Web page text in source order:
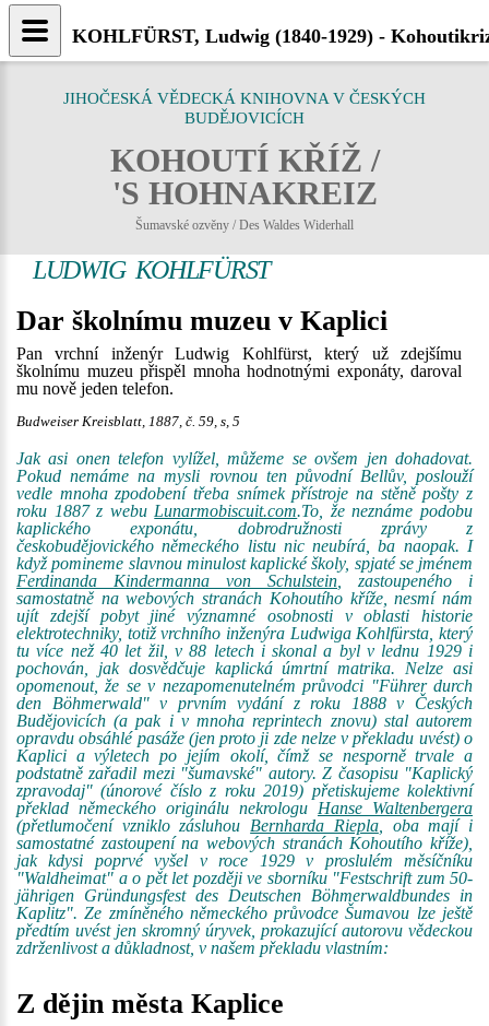
JIHOČESKÁ VĚDECKÁ KNIHOVNA V ČESKÝCH
BUDĚJOVICÍCH
KOHOUTÍ KŘÍŽ /
'S HOHNAKREIZ
Šumavské ozvěny / Des Waldes Widerhall
LUDWIG KOHLFÜRST
Dar školnímu muzeu v Kaplici
Pan vrchní inženýr Ludwig Kohlfürst, který už zdejšímu
školnímu muzeu přispěl mnoha hodnotnými exponáty, daroval
mu nově jeden telefon.
Budweiser Kreisblatt, 1887, č. 59, s, 5
Jak asi onen telefon vylížel, můžeme se ovšem jen dohadovat.
Pokud nemáme na mysli rovnou ten původní Bellův, poslouží
vedle mnoha zpodobení třeba snímek přístroje na stěně pošty z
roku 1887 z webu Lunarmobiscuit.com.To, že neznáme podobu
kaplického exponátu, dobrodružnosti zprávy z
českobudějovického německého listu nic neubírá, ba naopak. I
když pomineme slavnou minulost kaplické školy, spjaté se jménem
Ferdinanda Kindermanna von Schulstein , zastoupeného i
samostatně na webových stranách Kohoutího kříže, nesmí nám
ujít zdejší pobyt jiné významné osobnosti v oblasti historie
elektrotechniky, totiž vrchního inženýra Ludwiga Kohlfürsta, který
tu více než 40 let žil, v 88 letech i skonal a byl v lednu 1929 i
pochován, jak dosvědčuje kaplická úmrtní matrika. Nelze asi
opomenout, že se v nezapomenutelném průvodci "Führer durch
den Böhmerwald" v prvním vydání z roku 1888 v Českých
Budějovicích (a pak i v mnoha reprintech znovu) stal autorem
opravdu obsáhlé pasáže (jen proto ji zde nelze v překladu uvést) o
Kaplici a výletech po jejím okolí, čímž se nesporně trvale a
podstatně zařadil mezi "šumavské" autory. Z časopisu "Kaplický
zpravodaj" (únorové číslo z roku 2019) přetiskujeme kolektivní
překlad německého originálu nekrologu Hanse Waltenbergera
(přetlumočení vzniklo zásluhou Bernharda Riepla, oba mají i
samostatné zastoupení na webových stranách Kohoutího kříže),
jak kdysi poprvé vyšel v roce 1929 v proslulém měsíčníku
"Waldheimat" a o pět let později ve sborníku "Festschrift zum 50-
jährigen Gründungsfest des Deutschen Böhmerwaldbundes in
Kaplitz". Ze zmíněného německého průvodce Šumavou lze ještě
předtím uvést jen skromný úryvek, prokazující autorovu vědeckou
zdrženlivost a důkladnost, v našem překladu vlastním:
Z dějin města Kaplice
KOHLFÜRST, Ludwig (1840-1929) -